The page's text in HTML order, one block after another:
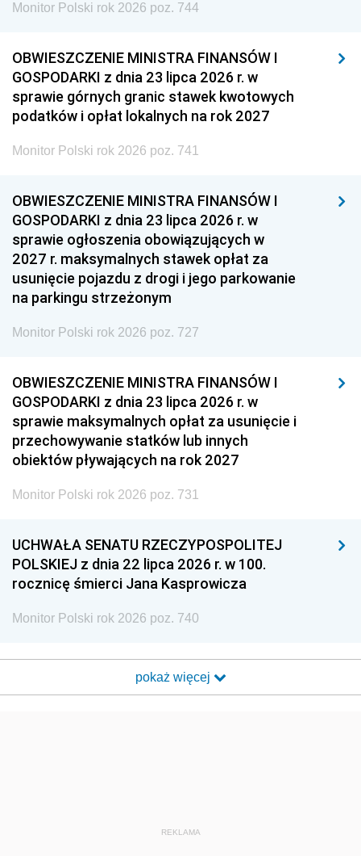
Monitor Polski rok 2026 poz. 744
OBWIESZCZENIE MINISTRA FINANSÓW I
GOSPODARKI z dnia 23 lipca 2026 r. w
sprawie górnych granic stawek kwotowych
podatków i opłat lokalnych na rok 2027
Monitor Polski rok 2026 poz. 741
OBWIESZCZENIE MINISTRA FINANSÓW I
GOSPODARKI z dnia 23 lipca 2026 r. w
sprawie ogłoszenia obowiązujących w
2027 r. maksymalnych stawek opłat za
usunięcie pojazdu z drogi i jego parkowanie
na parkingu strzeżonym
Monitor Polski rok 2026 poz. 727
OBWIESZCZENIE MINISTRA FINANSÓW I
GOSPODARKI z dnia 23 lipca 2026 r. w
sprawie maksymalnych opłat za usunięcie i
przechowywanie statków lub innych
obiektów pływających na rok 2027
Monitor Polski rok 2026 poz. 731
UCHWAŁA SENATU RZECZYPOSPOLITEJ
POLSKIEJ z dnia 22 lipca 2026 r. w 100.
rocznicę śmierci Jana Kasprowicza
Monitor Polski rok 2026 poz. 740
pokaż więcej
REKLAMA